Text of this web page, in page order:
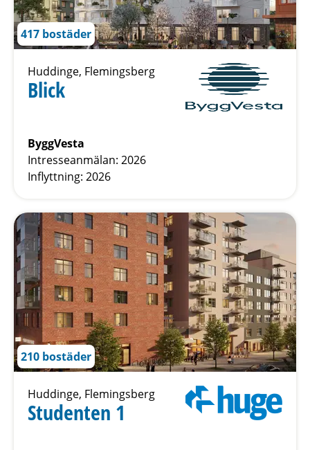
417 bostäder
Huddinge, Flemingsberg
Blick
ByggVesta
Intresseanmälan: 2026
Inflyttning: 2026
210 bostäder
Huddinge, Flemingsberg
Studenten 1